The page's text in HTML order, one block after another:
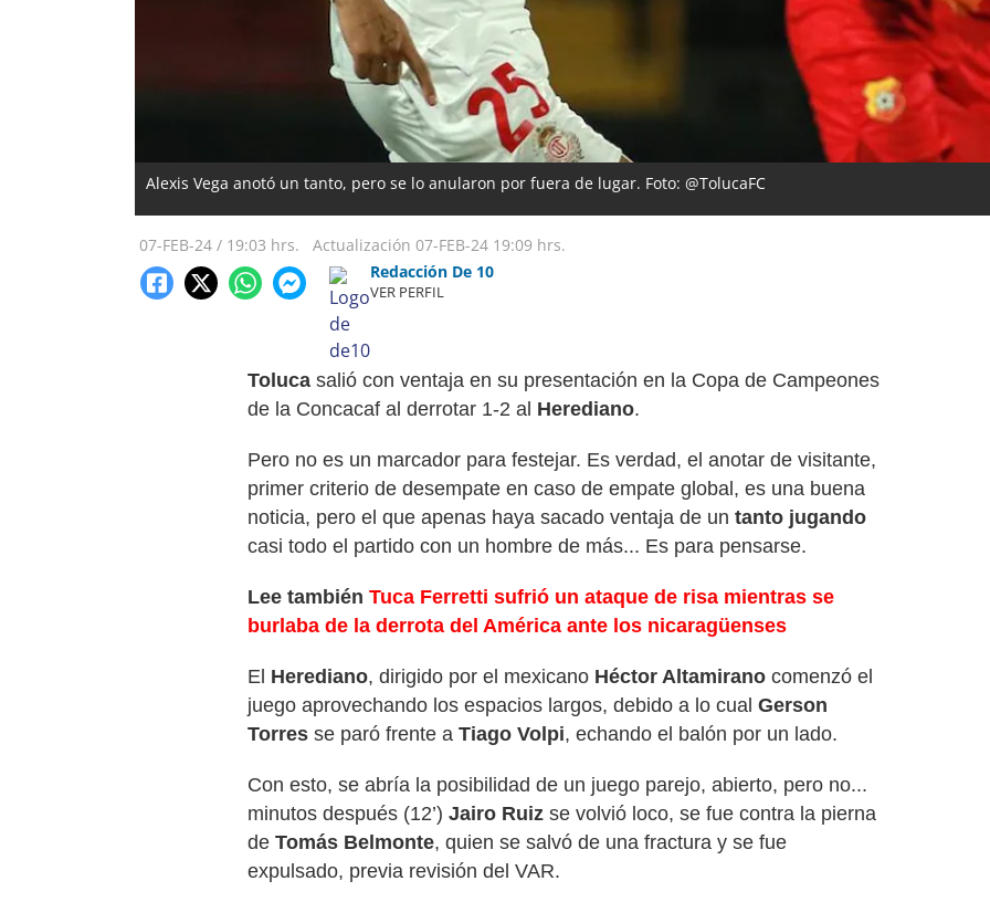
Alexis Vega anotó un tanto, pero se lo anularon por fuera de lugar. Foto: @TolucaFC
07-FEB-24 / 19:03 hrs. Actualización 07-FEB-24 19:09 hrs.
Redacción De 10
VER PERFIL
Toluca salió con ventaja en su presentación en la Copa de Campeones
de la Concacaf al derrotar 1-2 al Herediano.
Pero no es un marcador para festejar. Es verdad, el anotar de visitante,
primer criterio de desempate en caso de empate global, es una buena
noticia, pero el que apenas haya sacado ventaja de un tanto jugando
casi todo el partido con un hombre de más... Es para pensarse.
Lee también Tuca Ferretti sufrió un ataque de risa mientras se
burlaba de la derrota del América ante los nicaragüenses
El Herediano, dirigido por el mexicano Héctor Altamirano comenzó el
juego aprovechando los espacios largos, debido a lo cual Gerson
Torres se paró frente a Tiago Volpi, echando el balón por un lado.
Con esto, se abría la posibilidad de un juego parejo, abierto, pero no...
minutos después (12’) Jairo Ruiz se volvió loco, se fue contra la pierna
de Tomás Belmonte, quien se salvó de una fractura y se fue
expulsado, previa revisión del VAR.